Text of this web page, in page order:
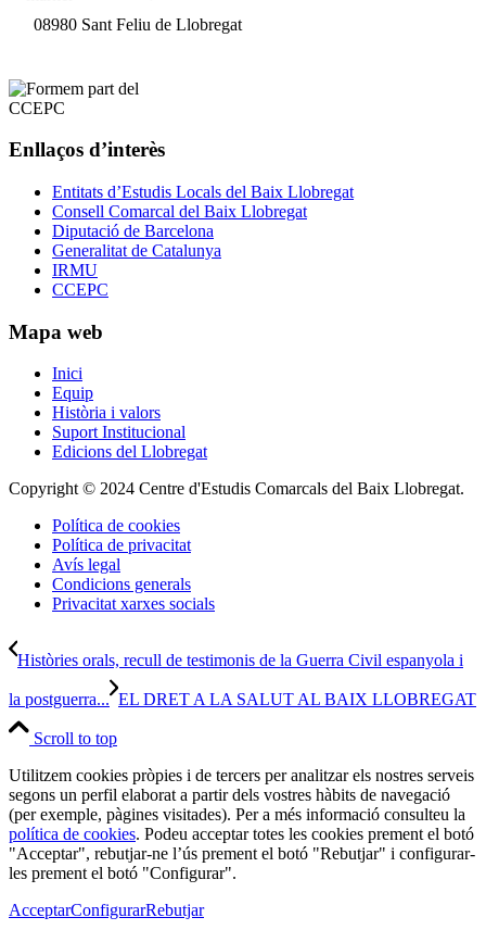
08980 Sant Feliu de Llobregat
Enllaços d’interès
Entitats d’Estudis Locals del Baix Llobregat
Consell Comarcal del Baix Llobregat
Diputació de Barcelona
Generalitat de Catalunya
IRMU
CCEPC
Mapa web
Inici
Equip
Història i valors
Suport Institucional
Edicions del Llobregat
Copyright © 2024 Centre d'Estudis Comarcals del Baix Llobregat.
Política de cookies
Política de privacitat
Avís legal
Condicions generals
Privacitat xarxes socials
Històries orals, recull de testimonis de la Guerra Civil espanyola i
la postguerra... EL DRET A LA SALUT AL BAIX LLOBREGAT
Scroll to top
Utilitzem cookies pròpies i de tercers per analitzar els nostres serveis
segons un perfil elaborat a partir dels vostres hàbits de navegació
(per exemple, pàgines visitades). Per a més informació consulteu la
política de cookies. Podeu acceptar totes les cookies prement el botó
"Acceptar", rebutjar-ne l’ús prement el botó "Rebutjar" i configurar-
les prement el botó "Configurar".
AcceptarConfigurarRebutjar